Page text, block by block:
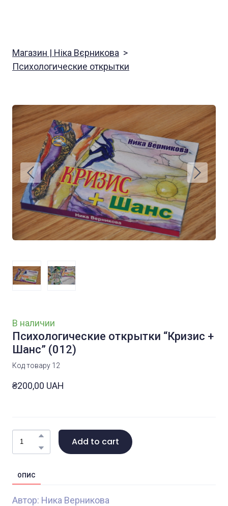
Магазин | Ніка Вєрникова
Психологические открытки
В наличии
Психологические открытки “Кризис +
Шанс” (012)
Код товару 12
₴200,00 UAH
Add to cart
ОПИС
Автор: Ника Верникова